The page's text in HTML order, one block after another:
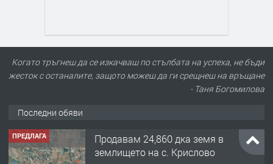
Когато тръгнеш да се изкачваш по стълбата на успеха, не бъди
жесток с останалите, защото можеш да ги срещнеш на връщане
- Таня Богомилова
Последни обяви
ПРЕДЛАГА
Продавам 24,860 дка земя в
землището на с. Крислово